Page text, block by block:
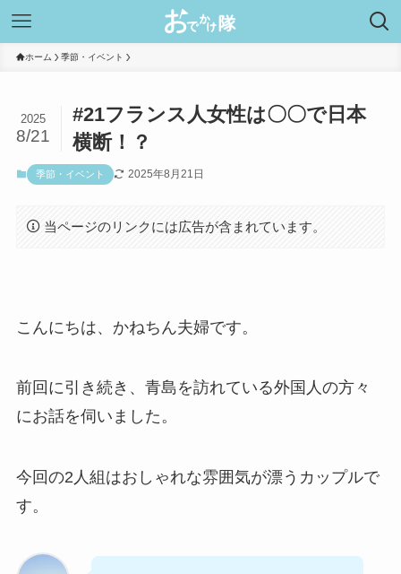
ホーム 季節・イベント
#21フランス人女性は〇〇で日本
横断！？
2025
8/21
季節・イベント 2025年8月21日
当ページのリンクには広告が含まれています。
こんにちは、かねちん夫婦です。
前回に引き続き、青島を訪れている外国人の方々
にお話を伺いました。
今回の2人組はおしゃれな雰囲気が漂うカップルで
す。